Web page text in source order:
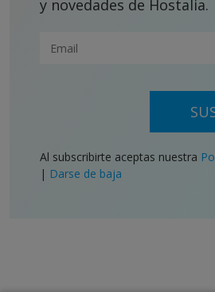
y novedades de Hostalia.
Al subscribirte aceptas nuestra
| Darse de baja